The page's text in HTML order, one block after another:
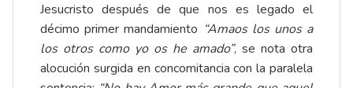
Jesucristo después de que nos es legado el
décimo primer mandamiento “Amaos los unos a
los otros como yo os he amado”, se nota otra
alocución surgida en concomitancia con la paralela